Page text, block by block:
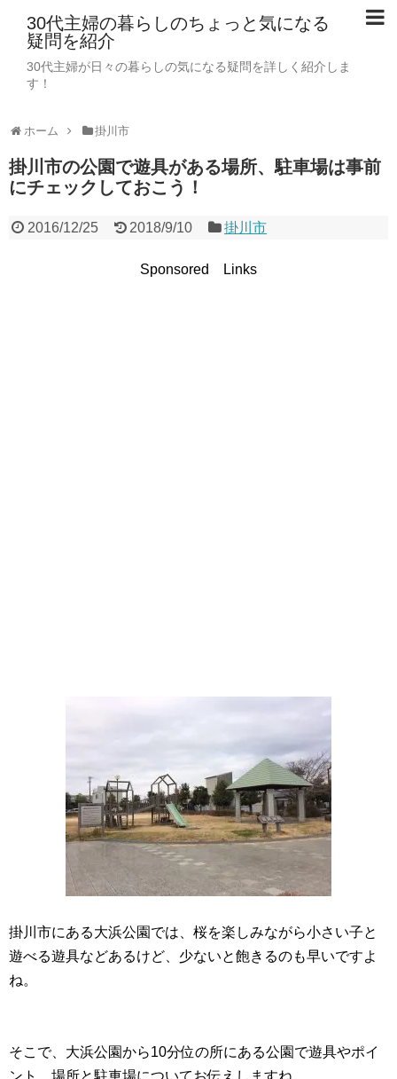
30代主婦の暮らしのちょっと気になる
疑問を紹介
30代主婦が日々の暮らしの気になる疑問を詳しく紹介しま
す！
ホーム 掛川市
掛川市の公園で遊具がある場所、駐車場は事前
にチェックしておこう！
2016/12/25 2018/9/10 掛川市
Sponsored Links
掛川市にある大浜公園では、桜を楽しみながら小さい子と
遊べる遊具などあるけど、少ないと飽きるのも早いですよ
ね。
そこで、大浜公園から10分位の所にある公園で遊具やポイ
ント、場所と駐車場についてお伝えしますね。